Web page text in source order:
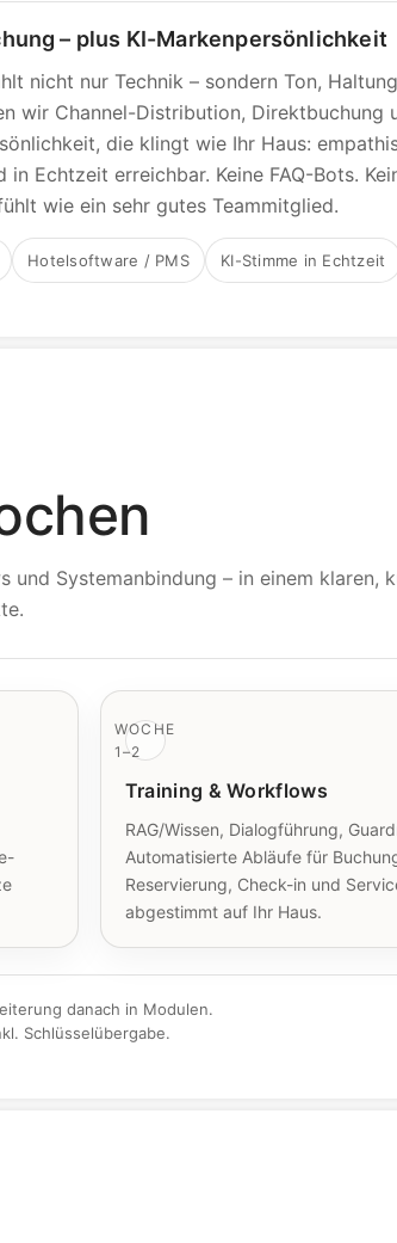
– plus KI-Markenpersönlichkeit
nicht nur Technik – sondern Ton,
wir Channel-Distribution, Direktbuchung
die klingt wie Ihr Haus:
in Echtzeit erreichbar. Keine FAQ-Bots.
wie ein sehr gutes Teammitglied.
Hotelsoftware / PMS KI-Stimme in Echtzeit
Systemanbindung – in einem klaren,
WOCHE
1–2
Training & Workflows
RAG/Wissen, Dialogführung,
Automatisierte Abläufe für
Reservierung, Check-in und
abgestimmt auf Ihr Haus.
danach in Modulen.
Schlüsselübergabe.